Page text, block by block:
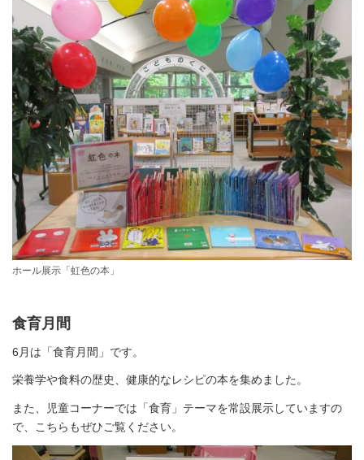
ホール展示「虹色の本」
食育月間
6月は「食育月間」です。
栄養学や食料の歴史、健康的なレシピの本を集めました。
また、児童コーナーでは「食育」テーマを常設展示していますの
で、こちらもぜひご覧ください。